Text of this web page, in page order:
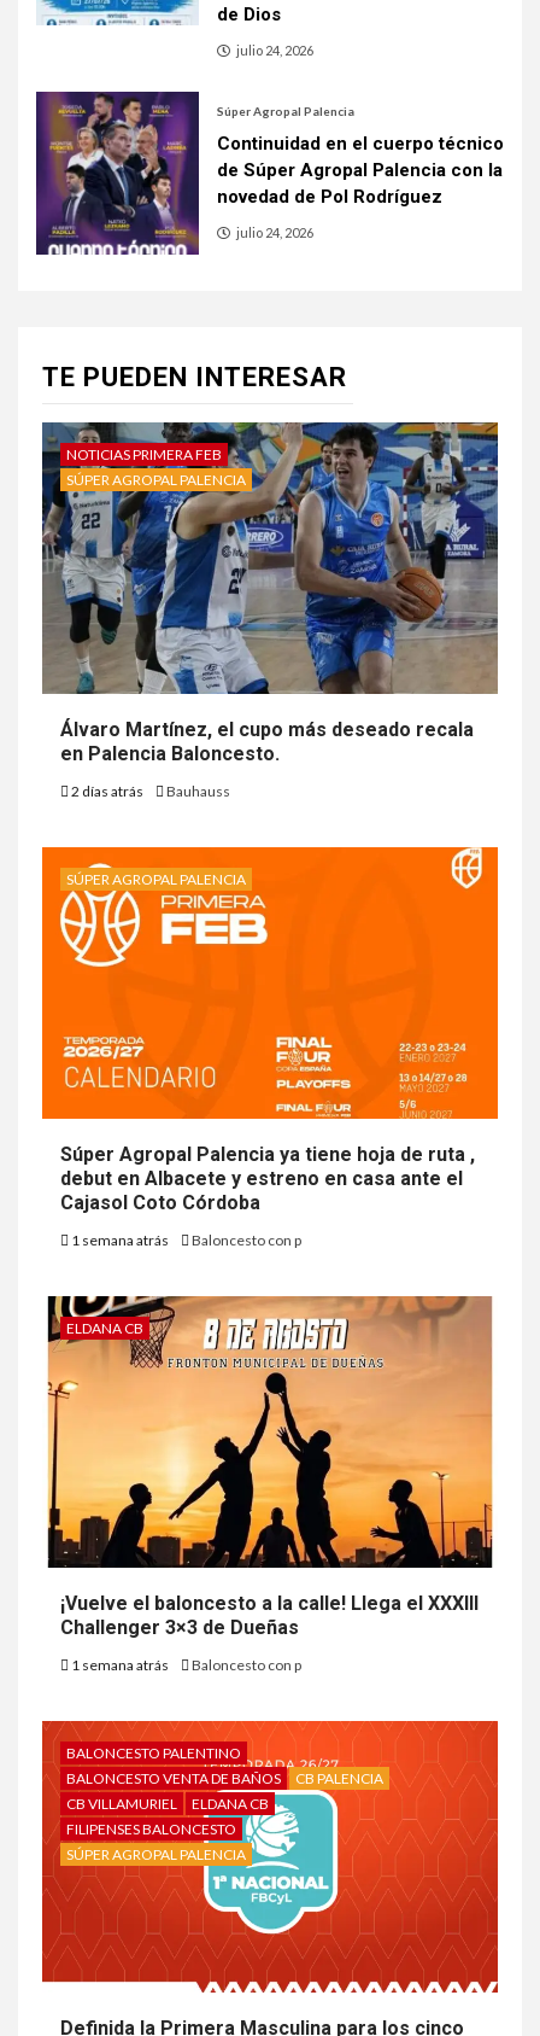
de Dios
julio 24, 2026
Súper Agropal Palencia
Continuidad en el cuerpo técnico
de Súper Agropal Palencia con la
novedad de Pol Rodríguez
julio 24, 2026
TE PUEDEN INTERESAR
NOTICIAS PRIMERA FEB
SÚPER AGROPAL PALENCIA
Álvaro Martínez, el cupo más deseado recala
en Palencia Baloncesto.
2 días atrás Bauhauss
SÚPER AGROPAL PALENCIA
Súper Agropal Palencia ya tiene hoja de ruta ,
debut en Albacete y estreno en casa ante el
Cajasol Coto Córdoba
1 semana atrás Baloncesto con p
ELDANA CB
¡Vuelve el baloncesto a la calle! Llega el XXXIII
Challenger 3×3 de Dueñas
1 semana atrás Baloncesto con p
BALONCESTO PALENTINO
BALONCESTO VENTA DE BAÑOS
CB PALENCIA
CB VILLAMURIEL
ELDANA CB
FILIPENSES BALONCESTO
SÚPER AGROPAL PALENCIA
Definida la Primera Masculina para los cinco